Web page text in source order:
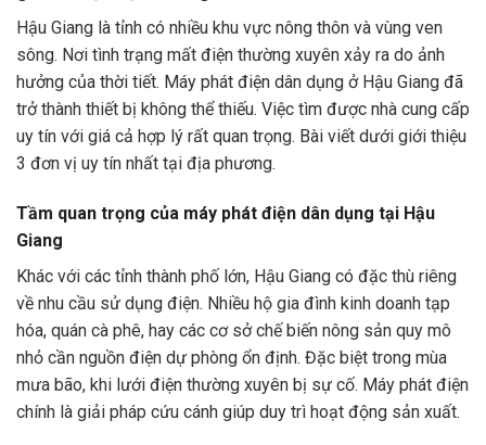
Hậu Giang là tỉnh có nhiều khu vực nông thôn và vùng ven
sông. Nơi tình trạng mất điện thường xuyên xảy ra do ảnh
hưởng của thời tiết. Máy phát điện dân dụng ở Hậu Giang đã
trở thành thiết bị không thể thiếu. Việc tìm được nhà cung cấp
uy tín với giá cả hợp lý rất quan trọng. Bài viết dưới giới thiệu
3 đơn vị uy tín nhất tại địa phương.
Tầm quan trọng của máy phát điện dân dụng tại Hậu
Giang
Khác với các tỉnh thành phố lớn, Hậu Giang có đặc thù riêng
về nhu cầu sử dụng điện. Nhiều hộ gia đình kinh doanh tạp
hóa, quán cà phê, hay các cơ sở chế biến nông sản quy mô
nhỏ cần nguồn điện dự phòng ổn định. Đặc biệt trong mùa
mưa bão, khi lưới điện thường xuyên bị sự cố. Máy phát điện
chính là giải pháp cứu cánh giúp duy trì hoạt động sản xuất.